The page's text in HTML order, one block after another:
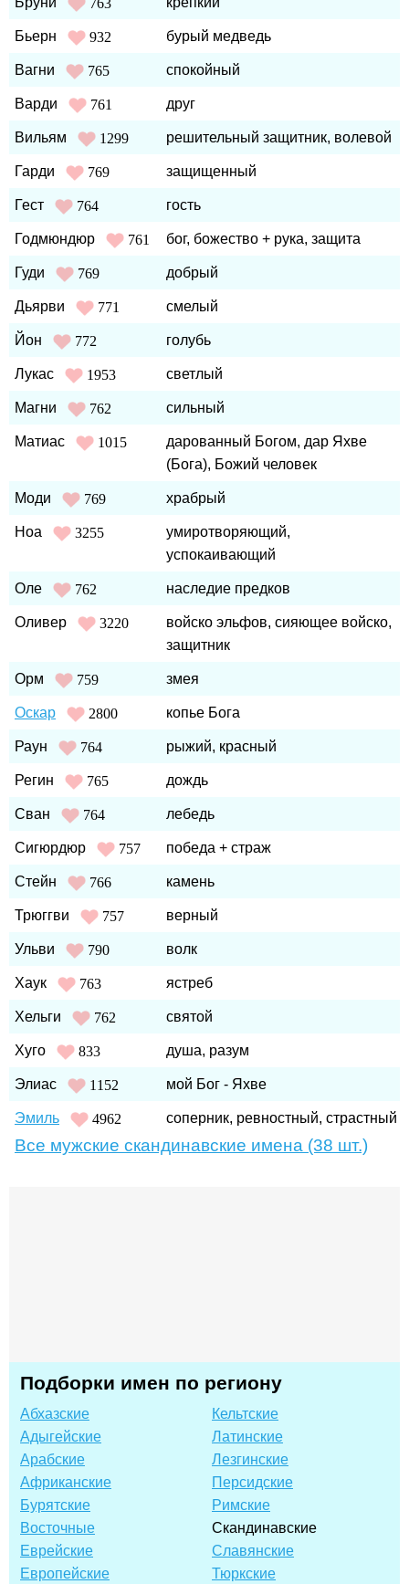
Бьерн 932 бурый медведь
Вагни 765 спокойный
Варди 761 друг
Вильям 1299 решительный защитник, волевой
Гарди 769 защищенный
Гест 764 гость
Годмюндюр 761 бог, божество + рука, защита
Гуди 769 добрый
Дьярви 771 смелый
Йон 772 голубь
Лукас 1953 светлый
Магни 762 сильный
Матиас 1015
дарованный Богом, дар Яхве
(Бога), Божий человек
Моди 769 храбрый
Ноа 3255
умиротворяющий,
успокаивающий
Оле 762 наследие предков
Оливер 3220
войско эльфов, сияющее войско,
защитник
Орм 759 змея
Оскар 2800 копье Бога
Раун 764 рыжий, красный
Регин 765 дождь
Сван 764 лебедь
Сигюрдюр 757 победа + страж
Стейн 766 камень
Трюггви 757 верный
Ульви 790 волк
Хаук 763 ястреб
Хельги 762 святой
Хуго 833 душа, разум
Элиас 1152 мой Бог - Яхве
Эмиль 4962 соперник, ревностный, страстный
Все мужские скандинавские имена (38 шт.)
Подборки имен по региону
Абхазские
Адыгейские
Арабские
Африканские
Бурятские
Восточные
Еврейские
Европейские
Кельтские
Латинские
Лезгинские
Персидские
Римские
Скандинавские
Славянские
Тюркские